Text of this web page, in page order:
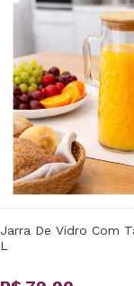
Jarra De Vidro Com
L